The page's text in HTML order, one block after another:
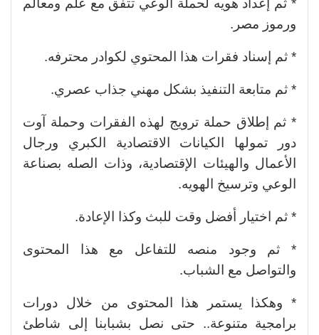
ورموز مصر.
* ثم إسناد فقرات هذا المحتوي لكوادر محترفه.
* ثم متابعة التنفيذ بشكل مهني جذاب عصري.
* ثم إطلاق حملة ترويج لهذه الفقرات وحملة آوت
دور تمولها الكيانات الاقتصادية الكبري ورجال
الأعمال والهيئات الإقتصادية، وذات الصله بصناعة
الوعي وترسيخ الهويه.
* ثم اختيار أفضل وقت للبث وكذا الإعادة.
* ثم وجود منصه للتفاعل مع هذا المحتوى
والتواصل مع الشباب.
* وهكذا يستمر هذا المحتوى من خلال دورات
برامجية متنوعة.. حتى نصل بشبابنا إلى شاطئ